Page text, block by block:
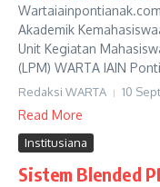
Akademik
Unit Kegiatan
(LPM) WARTA IAIN
Redaksi WARTA 10
Read More
Institusiana
Sistem Blended